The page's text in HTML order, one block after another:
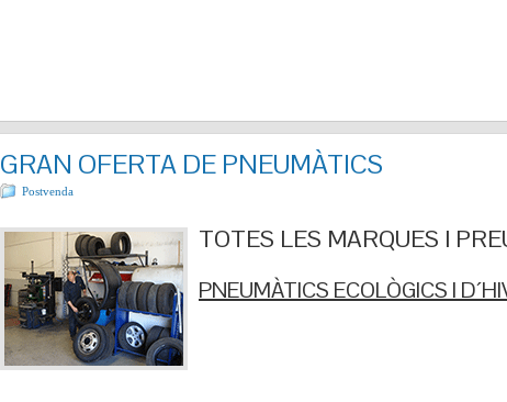
GRAN OFERTA DE PNEUMÀTICS
Postvenda
TOTES LES MARQUES I
PNEUMÀTICS ECOLÒGICS I